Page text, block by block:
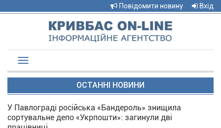
Повідомити новину Вхід
navigation
ОСТАННІ НОВИНИ
У Павлограді російська «Бандероль» знищила
сортувальне депо «Укрпошти»: загинули дві